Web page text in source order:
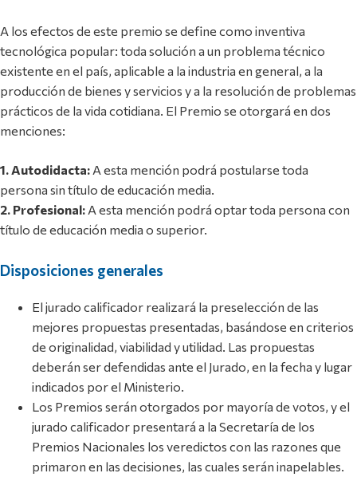
A los efectos de este premio se define como inventiva
tecnológica popular: toda solución a un problema técnico
existente en el país, aplicable a la industria en general, a la
producción de bienes y servicios y a la resolución de problemas
prácticos de la vida cotidiana. El Premio se otorgará en dos
menciones:
1. Autodidacta: A esta mención podrá postularse toda
persona sin título de educación media.
2. Profesional: A esta mención podrá optar toda persona con
título de educación media o superior.
Disposiciones generales
El jurado calificador realizará la preselección de las
mejores propuestas presentadas, basándose en criterios
de originalidad, viabilidad y utilidad. Las propuestas
deberán ser defendidas ante el Jurado, en la fecha y lugar
indicados por el Ministerio.
Los Premios serán otorgados por mayoría de votos, y el
jurado calificador presentará a la Secretaría de los
Premios Nacionales los veredictos con las razones que
primaron en las decisiones, las cuales serán inapelables.